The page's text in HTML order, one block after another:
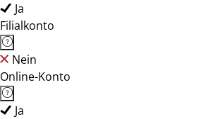
Ja
Filialkonto
Nein
Online-Konto
Ja